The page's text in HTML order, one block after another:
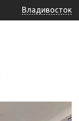
Владивосток